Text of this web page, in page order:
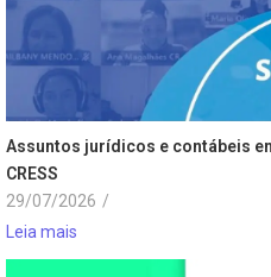
Assuntos jurídicos e contábeis
CRESS
29/07/2026 /
Leia mais